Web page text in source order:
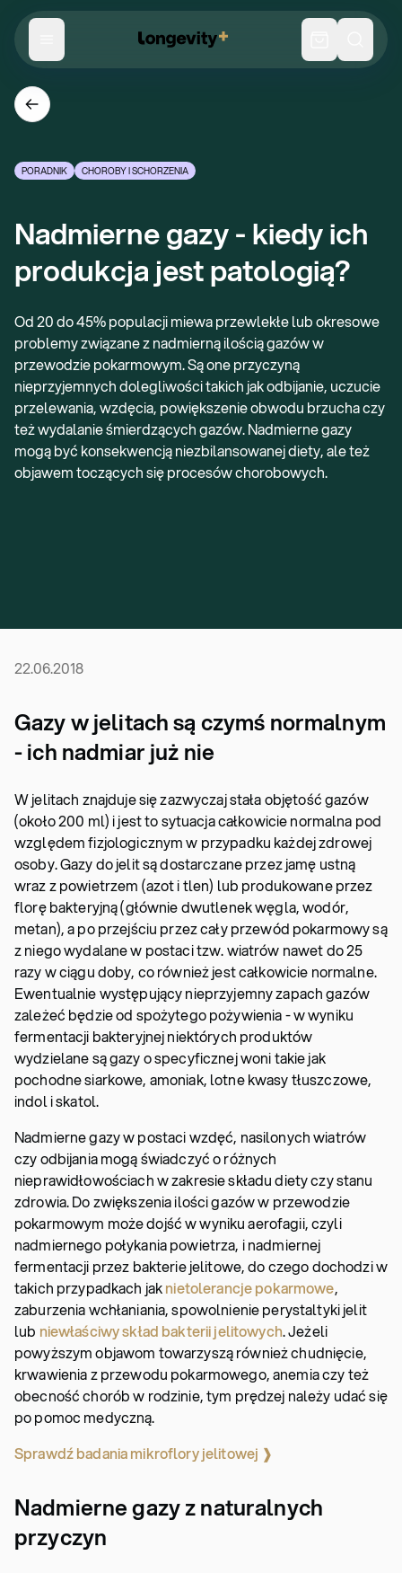
PORADNIK CHOROBY I SCHORZENIA
Nadmierne gazy - kiedy ich
produkcja jest patologią?
Od 20 do 45% populacji miewa przewlekłe lub okresowe
problemy związane z nadmierną ilością gazów w
przewodzie pokarmowym. Są one przyczyną
nieprzyjemnych dolegliwości takich jak odbijanie, uczucie
przelewania, wzdęcia, powiększenie obwodu brzucha czy
też wydalanie śmierdzących gazów. Nadmierne gazy
mogą być konsekwencją niezbilansowanej diety, ale też
objawem toczących się procesów chorobowych.
22.06.2018
Gazy w jelitach są czymś normalnym
- ich nadmiar już nie
W jelitach znajduje się zazwyczaj stała objętość gazów
(około 200 ml) i jest to sytuacja całkowicie normalna pod
względem fizjologicznym w przypadku każdej zdrowej
osoby. Gazy do jelit są dostarczane przez jamę ustną
wraz z powietrzem (azot i tlen) lub produkowane przez
florę bakteryjną (głównie dwutlenek węgla, wodór,
metan), a po przejściu przez cały przewód pokarmowy są
z niego wydalane w postaci tzw. wiatrów nawet do 25
razy w ciągu doby, co również jest całkowicie normalne.
Ewentualnie występujący nieprzyjemny zapach gazów
zależeć będzie od spożytego pożywienia - w wyniku
fermentacji bakteryjnej niektórych produktów
wydzielane są gazy o specyficznej woni takie jak
pochodne siarkowe, amoniak, lotne kwasy tłuszczowe,
indol i skatol.
Nadmierne gazy w postaci wzdęć, nasilonych wiatrów
czy odbijania mogą świadczyć o różnych
nieprawidłowościach w zakresie składu diety czy stanu
zdrowia. Do zwiększenia ilości gazów w przewodzie
pokarmowym może dojść w wyniku aerofagii, czyli
nadmiernego połykania powietrza, i nadmiernej
fermentacji przez bakterie jelitowe, do czego dochodzi w
takich przypadkach jaknietolerancje pokarmowe,
zaburzenia wchłaniania, spowolnienie perystaltyki jelit
lub niewłaściwy skład bakterii jelitowych. Jeżeli
powyższym objawom towarzyszą również chudnięcie,
krwawienia z przewodu pokarmowego, anemia czy też
obecność chorób w rodzinie, tym prędzej należy udać się
po pomoc medyczną.
Sprawdź badania mikroflory jelitowej ❱
Nadmierne gazy z naturalnych
przyczyn